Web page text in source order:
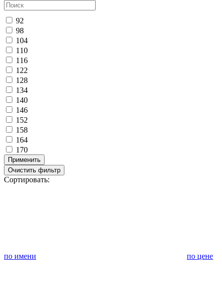
92
98
104
110
116
122
128
134
140
146
152
158
164
170
Применить
Очистить фильтр
Сортировать:
по имени по цене